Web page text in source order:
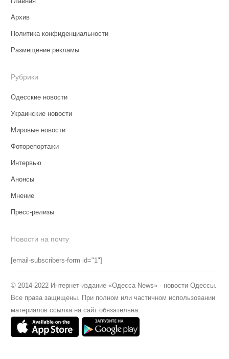
Архив
Политика конфиденциальности
Размещение рекламы
Рубрики
Одесские новости
Украинские новости
Мировые новости
Фоторепортажи
Интервью
Анонсы
Мнение
Пресс-релизы
Новости на почту
[email-subscribers-form id="1"]
© 2014-2022 Интернет-издание «Одесса News» - новости Одессы.
Все права защищены. При полном или частичном использовании
материалов ссылка на сайт обязательна.